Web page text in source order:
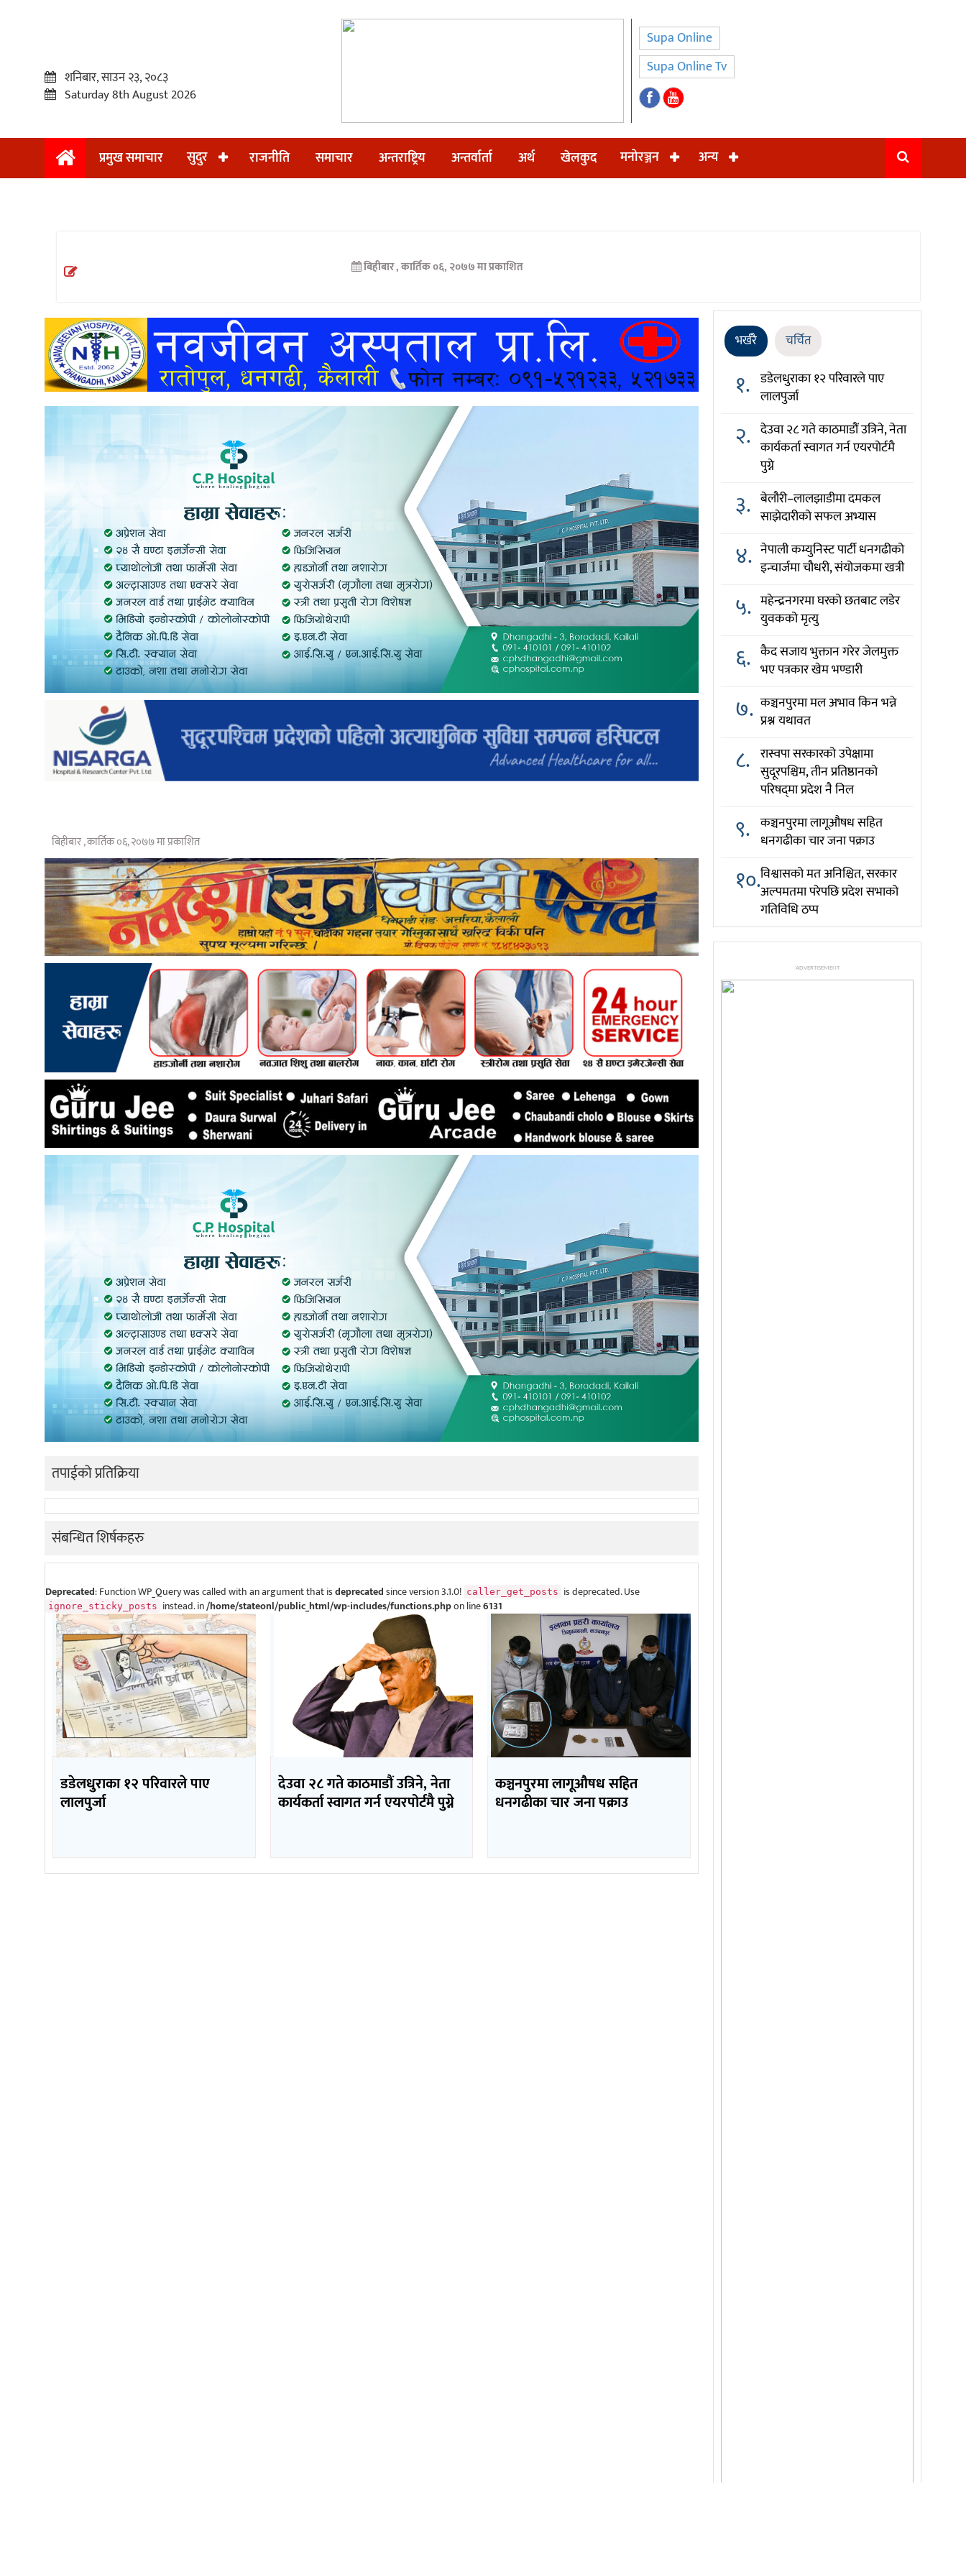
प्रमुख
अन्तराष्ट्रिय
अन्तर्वार्ता
खेलकुद
शनिबार, साउन २३, २०८३
Saturday 8th August 2026
Supa Online
Supa Online Tv
प्रमुख समाचार सुदुर राजनीति समाचार अन्तराष्ट्रिय अन्तर्वार्ता अर्थ खेलकुद मनोरञ्जन अन्य
बिहीबार , कार्तिक ०६, २०७७ मा प्रकाशित
बिहीबार , कार्तिक ०६, २०७७ मा प्रकाशित
तपाईको प्रतिक्रिया
संबन्धित शिर्षकहरु
Deprecated: Function WP_Query was called with an argument that isdeprecatedsince version 3.1.0! caller_get_posts is deprecated. Use
ignore_sticky_posts instead. in/home/stateonl/public_html/wp-includes/functions.phpon line6131
डडेलधुराका १२ परिवारले पाए
लालपुर्जा
देउवा २८ गते काठमाडौं उत्रिने, नेता
कार्यकर्ता स्वागत गर्न एयरपोर्टमै पुग्ने
कञ्चनपुरमा लागूऔषध सहित
धनगढीका चार जना पक्राउ
भर्खरै चर्चित
१. डडेलधुराका १२ परिवारले पाए
लालपुर्जा
२. देउवा २८ गते काठमाडौं उत्रिने, नेता
कार्यकर्ता स्वागत गर्न एयरपोर्टमै
पुग्ने
३. बेलौरी–लालझाडीमा दमकल
साझेदारीको सफल अभ्यास
४. नेपाली कम्युनिस्ट पार्टी धनगढीको
इन्चार्जमा चौधरी, संयोजकमा खत्री
५. महेन्द्रनगरमा घरको छतबाट लडेर
युवकको मृत्यु
६. कैद सजाय भुक्तान गरेर जेलमुक्त
भए पत्रकार खेम भण्डारी
७. कञ्चनपुरमा मल अभाव किन भन्ने
प्रश्न यथावत
८. रास्वपा सरकारको उपेक्षामा
सुदूरपश्चिम, तीन प्रतिष्ठानको
परिषद्‌मा प्रदेश नै निल
९. कञ्चनपुरमा लागूऔषध सहित
धनगढीका चार जना पक्राउ
१०.विश्वासको मत अनिश्चित, सरकार
अल्पमतमा परेपछि प्रदेश सभाको
गतिविधि ठप्प
ADVERTISEMENT